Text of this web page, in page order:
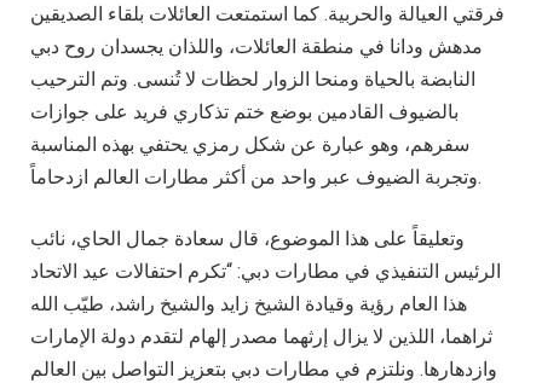
فرقتي العيالة والحربية. كما استمتعت العائلات بلقاء الصديقين
مدهش ودانا في منطقة العائلات، واللذان يجسدان روح دبي
النابضة بالحياة ومنحا الزوار لحظات لا تُنسى. وتم الترحيب
بالضيوف القادمين بوضع ختم تذكاري فريد على جوازات
سفرهم، وهو عبارة عن شكل رمزي يحتفي بهذه المناسبة
وتجربة الضيوف عبر واحد من أكثر مطارات العالم ازدحاماً.
وتعليقاً على هذا الموضوع، قال سعادة جمال الحاي، نائب
الرئيس التنفيذي في مطارات دبي: “تكرم احتفالات عيد الاتحاد
هذا العام رؤية وقيادة الشيخ زايد والشيخ راشد، طيّب الله
ثراهما، اللذين لا يزال إرثهما مصدر إلهام لتقدم دولة الإمارات
وازدهارها. ونلتزم في مطارات دبي بتعزيز التواصل بين العالم